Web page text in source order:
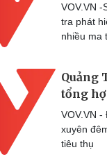
VOV.VN
tra phát
nhiều ma
Quảng
tổng
VOV.VN
xuyên
tiêu thụ